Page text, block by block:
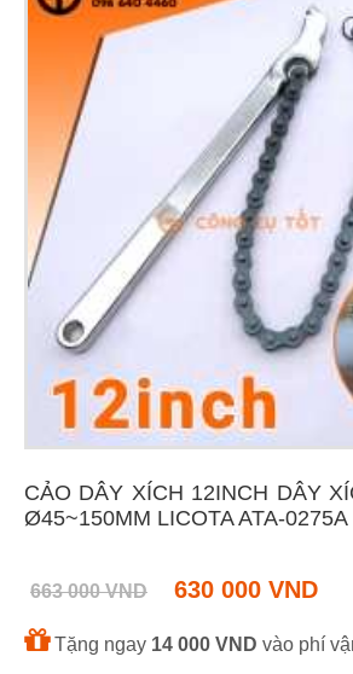
CẢO DÂY XÍCH 12INCH DÂY
Ø45~150MM LICOTA ATA-0275A
663 000 VND 630 000 VND
Tặng ngay 14 000 VND vào phí